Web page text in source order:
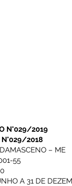
N°029/2019
2018
– ME
55
A 31 DE